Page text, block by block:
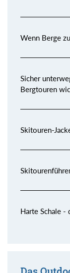
Wenn Berge
Sicher
Bergtouren
Skitouren-
Harte Schale -